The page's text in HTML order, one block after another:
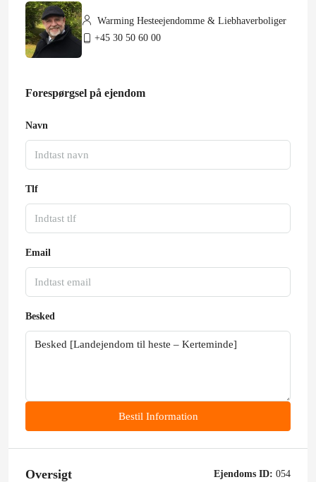
Warming Hesteejendomme & Liebhaverboliger
+45 30 50 60 00
Forespørgsel på ejendom
Navn
Tlf
Email
Besked
Bestil Information
Oversigt Ejendoms ID: 054